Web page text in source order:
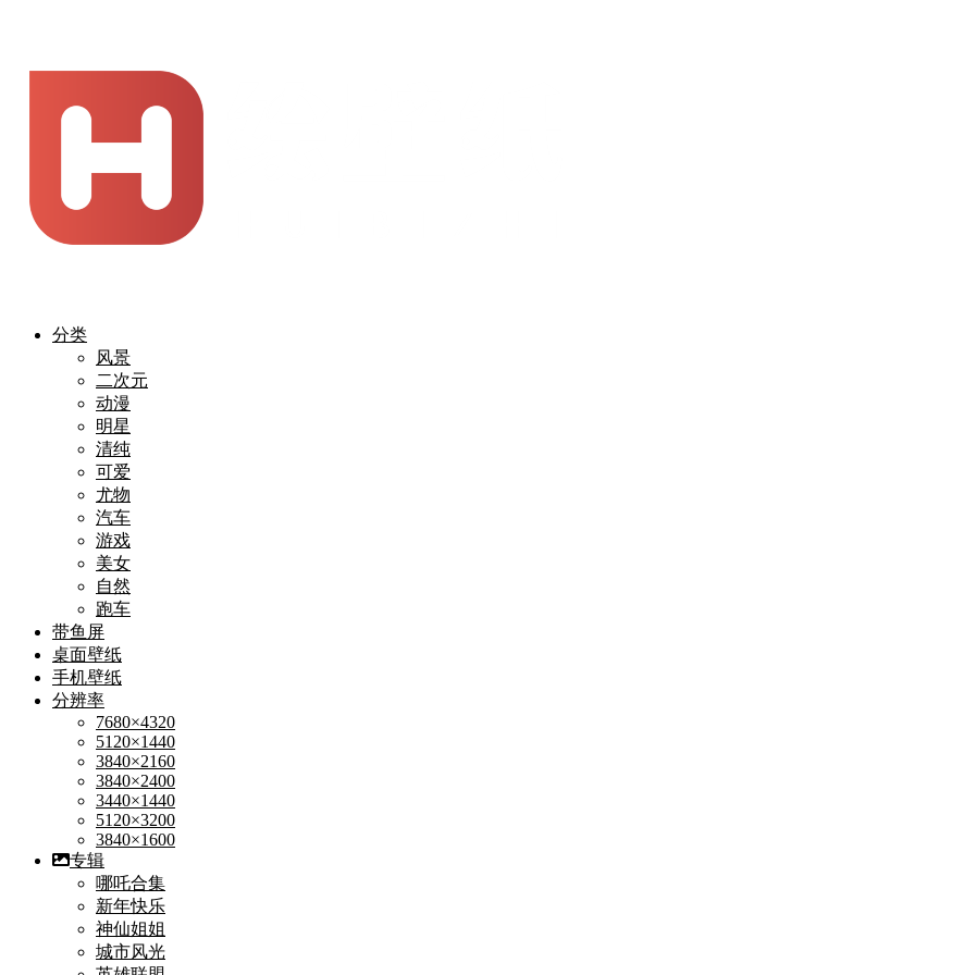
分类
风景
二次元
动漫
明星
清纯
可爱
尤物
汽车
游戏
美女
自然
跑车
带鱼屏
桌面壁纸
手机壁纸
分辨率
7680×4320
5120×1440
3840×2160
3840×2400
3440×1440
5120×3200
3840×1600
专辑
哪吒合集
新年快乐
神仙姐姐
城市风光